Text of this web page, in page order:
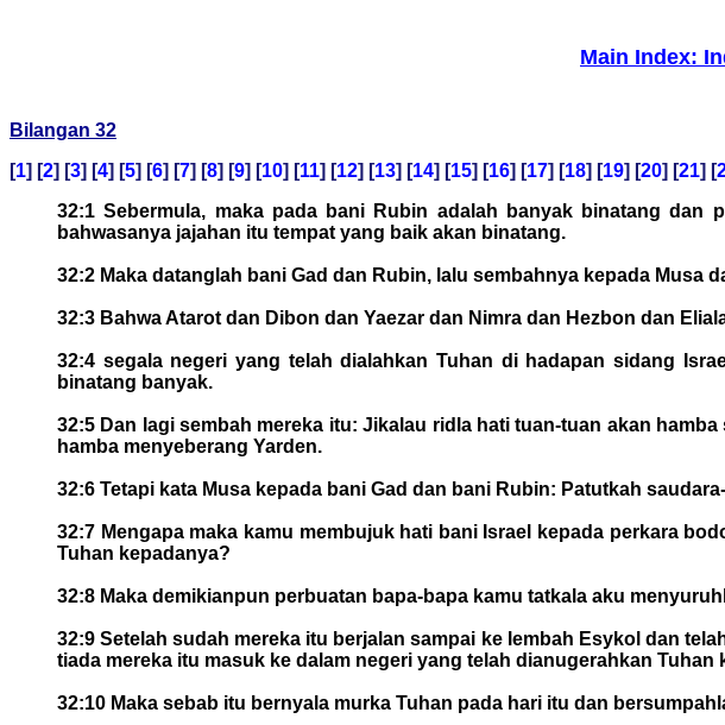
Main Index:
Bilangan 32
[1] [2] [3] [4] [5] [6] [7] [8] [9] [10] [11] [12] [13] [14] [15] [16] [17] [18] [19] [20] [21] [
32:1 Sebermula, maka pada bani Rubin adalah banyak binatang dan
bahwasanya jajahan itu tempat yang baik akan binatang.
32:2 Maka datanglah bani Gad dan Rubin, lalu sembahnya kepada Musa
32:3 Bahwa Atarot dan Dibon dan Yaezar dan Nimra dan Hezbon dan
32:4 segala negeri yang telah dialahkan Tuhan di hadapan sidang
binatang banyak.
32:5 Dan lagi sembah mereka itu: Jikalau ridla hati tuan-tuan akan
hamba menyeberang Yarden.
32:6 Tetapi kata Musa kepada bani Gad dan bani Rubin: Patutkah
32:7 Mengapa maka kamu membujuk hati bani Israel kepada perkara
Tuhan kepadanya?
32:8 Maka demikianpun perbuatan bapa-bapa kamu tatkala aku
32:9 Setelah sudah mereka itu berjalan sampai ke lembah Esykol dan
tiada mereka itu masuk ke dalam negeri yang telah dianugerahkan Tuhan
32:10 Maka sebab itu bernyala murka Tuhan pada hari itu dan